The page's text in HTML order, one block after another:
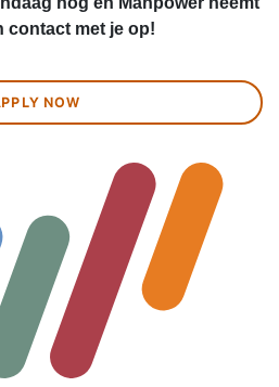
contact met je op!
NOW